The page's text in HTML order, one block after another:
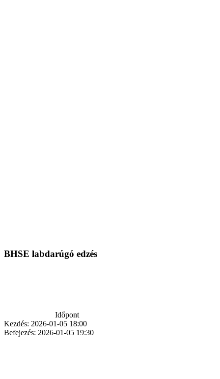
BHSE labdarúgó edzés
Időpont
Kezdés: 2026-01-05 18:00
Befejezés: 2026-01-05 19:30